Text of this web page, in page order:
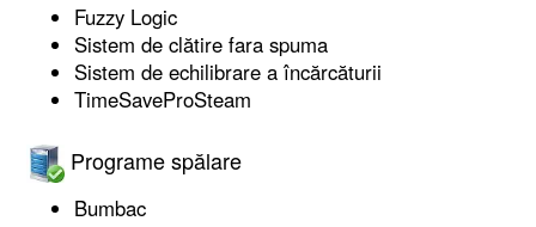
Fuzzy Logic
Sistem de clătire fara spuma
Sistem de echilibrare a încărcăturii
TimeSaveProSteam
Programe spălare
Bumbac